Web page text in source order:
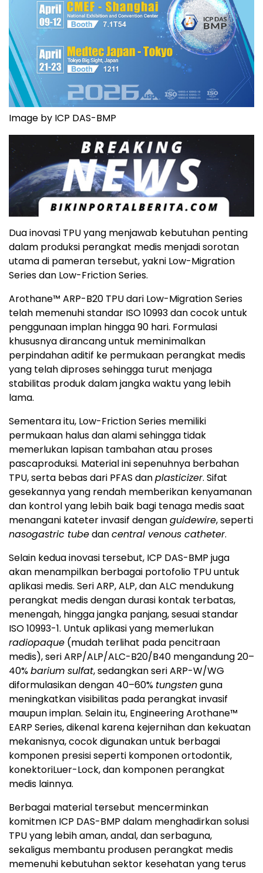
Image by ICP DAS-BMP
Dua inovasi TPU yang menjawab kebutuhan penting
dalam produksi perangkat medis menjadi sorotan
utama di pameran tersebut, yakni Low-Migration
Series dan Low-Friction Series.
Arothane™ ARP-B20 TPU dari Low-Migration Series
telah memenuhi standar ISO 10993 dan cocok untuk
penggunaan implan hingga 90 hari. Formulasi
khususnya dirancang untuk meminimalkan
perpindahan aditif ke permukaan perangkat medis
yang telah diproses sehingga turut menjaga
stabilitas produk dalam jangka waktu yang lebih
lama.
Sementara itu, Low-Friction Series memiliki
permukaan halus dan alami sehingga tidak
memerlukan lapisan tambahan atau proses
pascaproduksi. Material ini sepenuhnya berbahan
TPU, serta bebas dari PFAS danplasticizer. Sifat
gesekannya yang rendah memberikan kenyamanan
dan kontrol yang lebih baik bagi tenaga medis saat
menangani kateter invasif denganguidewire, seperti
nasogastric tubedancentral venous catheter.
Selain kedua inovasi tersebut, ICP DAS-BMP juga
akan menampilkan berbagai portofolio TPU untuk
aplikasi medis. Seri ARP, ALP, dan ALC mendukung
perangkat medis dengan durasi kontak terbatas,
menengah, hingga jangka panjang, sesuai standar
ISO 10993-1. Untuk aplikasi yang memerlukan
radiopaque (mudah terlihat pada pencitraan
medis), seri ARP/ALP/ALC-B20/B40 mengandung 20–
40%barium sulfat, sedangkan seri ARP-W/WG
diformulasikan dengan 40–60% tungstenguna
meningkatkan visibilitas pada perangkat invasif
maupun implan. Selain itu, Engineering Arothane™
EARP Series, dikenal karena kejernihan dan kekuatan
mekanisnya, cocok digunakan untuk berbagai
komponen presisi seperti komponen ortodontik,
konektoriLuer-Lock, dan komponen perangkat
medis lainnya.
Berbagai material tersebut mencerminkan
komitmen ICP DAS-BMP dalam menghadirkan solusi
TPU yang lebih aman, andal, dan serbaguna,
sekaligus membantu produsen perangkat medis
memenuhi kebutuhan sektor kesehatan yang terus